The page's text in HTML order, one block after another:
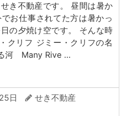
き不動産です。 昼間は暑か
お仕事されてた方は暑かっ
の夕焼け空です。 そんな時
クリフ ジミー・クリフの名
河 Many Rive …
日
せき不動産